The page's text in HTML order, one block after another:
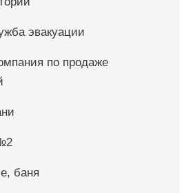
эвакуации
по продаже
баня